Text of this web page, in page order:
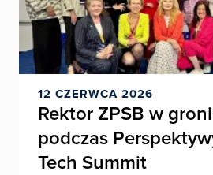
12 CZERWCA 2026
Rektor ZPSB w
podczas
Tech Summit